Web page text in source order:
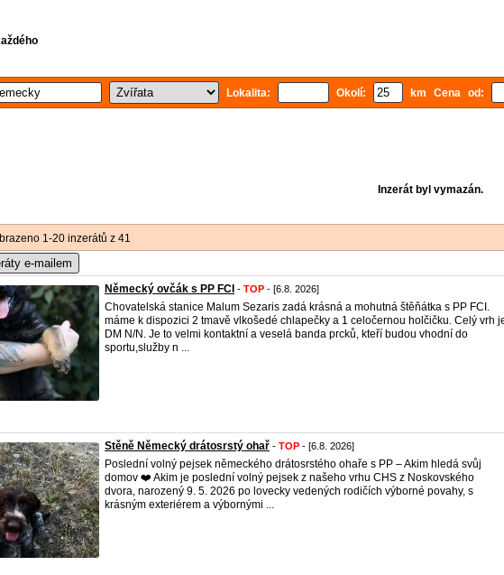
Lokalita: Okolí: km Cena od:
Inzerát byl vymazán.
1-20 inzerátů z 41
e-mailem
Německý ovčák s PP FCI - TOP - [6.8. 2026]
Chovatelská stanice Malum Sezaris zadá krásná a mohutná štěňátka s PP FCI.
máme k dispozici 2 tmavě vlkošedé chlapečky a 1 celočernou holčičku. Celý vrh
DM N/N. Je to velmi kontaktní a veselá banda prcků, kteří budou vhodní do
sportu,služby n ...
Stěně Německý drátosrstý ohař - TOP - [6.8. 2026]
Poslední volný pejsek německého drátosrstého ohaře s PP – Akim hledá svůj
domov ❤️ Akim je poslední volný pejsek z našeho vrhu CHS z Noskovského
dvora, narozený 9. 5. 2026 po lovecky vedených rodičích výborné povahy, s
krásným exteriérem a výbornými ...